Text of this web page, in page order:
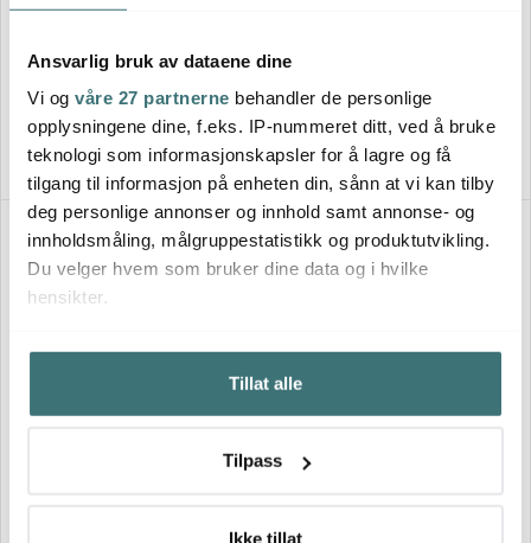
Ansvarlig bruk av dataene dine
Vi og våre 27 partnerne behandler de personlige
opplysningene dine, f.eks. IP-nummeret ditt, ved å bruke
teknologi som informasjonskapsler for å lagre og få
tilgang til informasjon på enheten din, sånn at vi kan tilby
deg personlige annonser og innhold samt annonse- og
innholdsmåling, målgruppestatistikk og produktutvikling.
Du velger hvem som bruker dine data og i hvilke
hensikter.
Hvis du gir oss lov, vil vi også gjerne:
Innhente informasjon om den geografiske
beliggenheten din, som kan være nøyaktig innenfor
Identifisere enheten din ved å aktivt skanne den for
kan du lese om hvordan dine personlige
Tillat alle
Tilpass
Ikke tillat
Stiernholm
318 kr 579 kr
På lager
59 kr
29%
Aida - Life In Colour
113 kr
29%